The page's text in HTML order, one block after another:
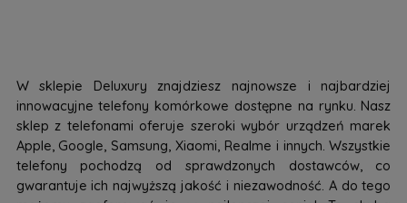
W sklepie Deluxury znajdziesz najnowsze i najbardziej
innowacyjne telefony komórkowe dostępne na rynku. Nasz
sklep z telefonami oferuje szeroki wybór urządzeń marek
Apple, Google, Samsung, Xiaomi, Realme i innych. Wszystkie
telefony pochodzą od sprawdzonych dostawców, co
gwarantuje ich najwyższą jakość i niezawodność. A do tego